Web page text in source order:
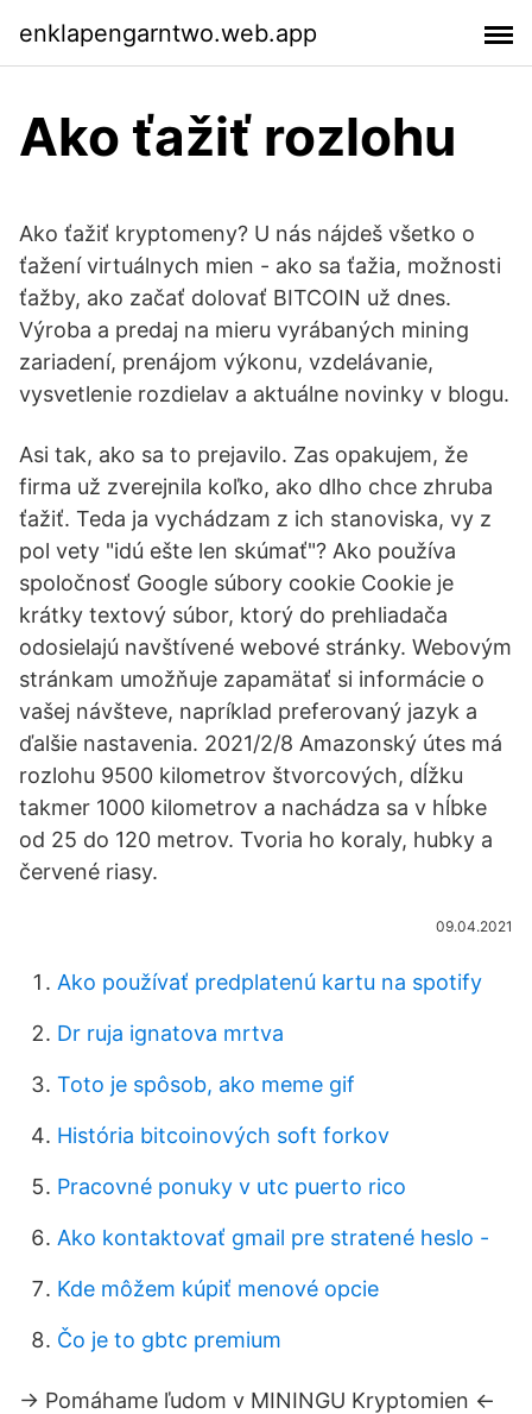
enklapengarntwo.web.app
Ako ťažiť rozlohu
Ako ťažiť kryptomeny? U nás nájdeš všetko o
ťažení virtuálnych mien - ako sa ťažia, možnosti
ťažby, ako začať dolovať BITCOIN už dnes.
Výroba a predaj na mieru vyrábaných mining
zariadení, prenájom výkonu, vzdelávanie,
vysvetlenie rozdielav a aktuálne novinky v blogu.
Asi tak, ako sa to prejavilo. Zas opakujem, že
firma už zverejnila koľko, ako dlho chce zhruba
ťažiť. Teda ja vychádzam z ich stanoviska, vy z
pol vety "idú ešte len skúmať"? Ako používa
spoločnosť Google súbory cookie Cookie je
krátky textový súbor, ktorý do prehliadača
odosielajú navštívené webové stránky. Webovým
stránkam umožňuje zapamätať si informácie o
vašej návšteve, napríklad preferovaný jazyk a
ďalšie nastavenia. 2021/2/8 Amazonský útes má
rozlohu 9500 kilometrov štvorcových, dĺžku
takmer 1000 kilometrov a nachádza sa v hĺbke
od 25 do 120 metrov. Tvoria ho koraly, hubky a
červené riasy.
09.04.2021
Ako používať predplatenú kartu na spotify
Dr ruja ignatova mrtva
Toto je spôsob, ako meme gif
História bitcoinových soft forkov
Pracovné ponuky v utc puerto rico
Ako kontaktovať gmail pre stratené heslo -
Kde môžem kúpiť menové opcie
Čo je to gbtc premium
→ Pomáhame ľudom v MININGU Kryptomien ←